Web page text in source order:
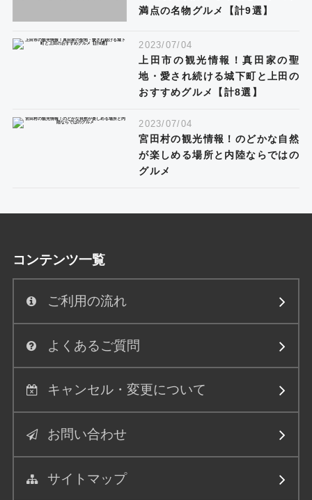
満点の名物グルメ【計9選】
2023/07/04
上田市の観光情報！真田家の聖
地・愛され続ける城下町と上田の
おすすめグルメ【計8選】
2023/07/04
宮田村の観光情報！のどかな自然
が楽しめる場所と内陸ならではの
グルメ
コンテンツ一覧
ご利用の流れ
よくあるご質問
キャンセル・変更について
お問い合わせ
サイトマップ